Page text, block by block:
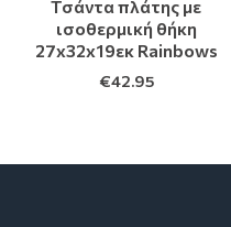
Τσάντα πλάτης με
ισοθερμική θήκη
27x32x19εκ Rainbows
€42.95